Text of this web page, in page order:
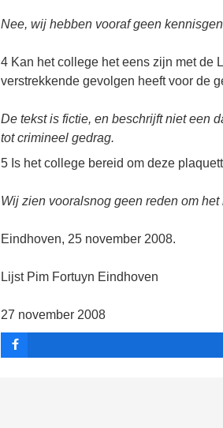
Nee, wij hebben vooraf geen
4 Kan het college het eens zijn met de
verstrekkende gevolgen heeft voor de
De tekst is fictie, en beschrijft niet een
tot crimineel gedrag.
5 Is het college bereid om deze
Wij zien vooralsnog geen reden om
Eindhoven, 25 november 2008.
Lijst Pim Fortuyn Eindhoven
27 november 2008